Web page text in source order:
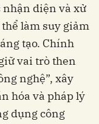
nhận diện và xử
làm suy giảm
tạo. Chính
vai trò then
nghệ”, xây
hóa và pháp lý
dụng công